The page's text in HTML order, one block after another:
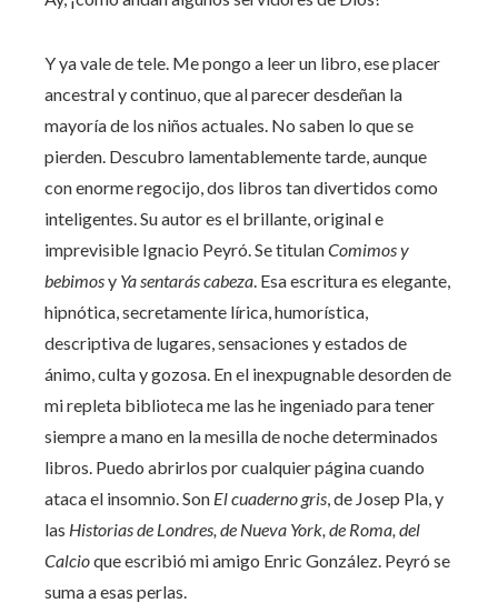
Y ya vale de tele. Me pongo a leer un libro, ese placer
ancestral y continuo, que al parecer desdeñan la
mayoría de los niños actuales. No saben lo que se
pierden. Descubro lamentablemente tarde, aunque
con enorme regocijo, dos libros tan divertidos como
inteligentes. Su autor es el brillante, original e
imprevisible Ignacio Peyró. Se titulanComimos y
bebimosy Ya sentarás cabeza . Esa escritura es elegante,
hipnótica, secretamente lírica, humorística,
descriptiva de lugares, sensaciones y estados de
ánimo, culta y gozosa. En el inexpugnable desorden de
mi repleta biblioteca me las he ingeniado para tener
siempre a mano en la mesilla de noche determinados
libros. Puedo abrirlos por cualquier página cuando
ataca el insomnio. Son El cuaderno gris , de Josep Pla, y
las Historias de Londres, de Nueva York, de Roma, del
Calcioque escribió mi amigo Enric González. Peyró se
suma a esas perlas.